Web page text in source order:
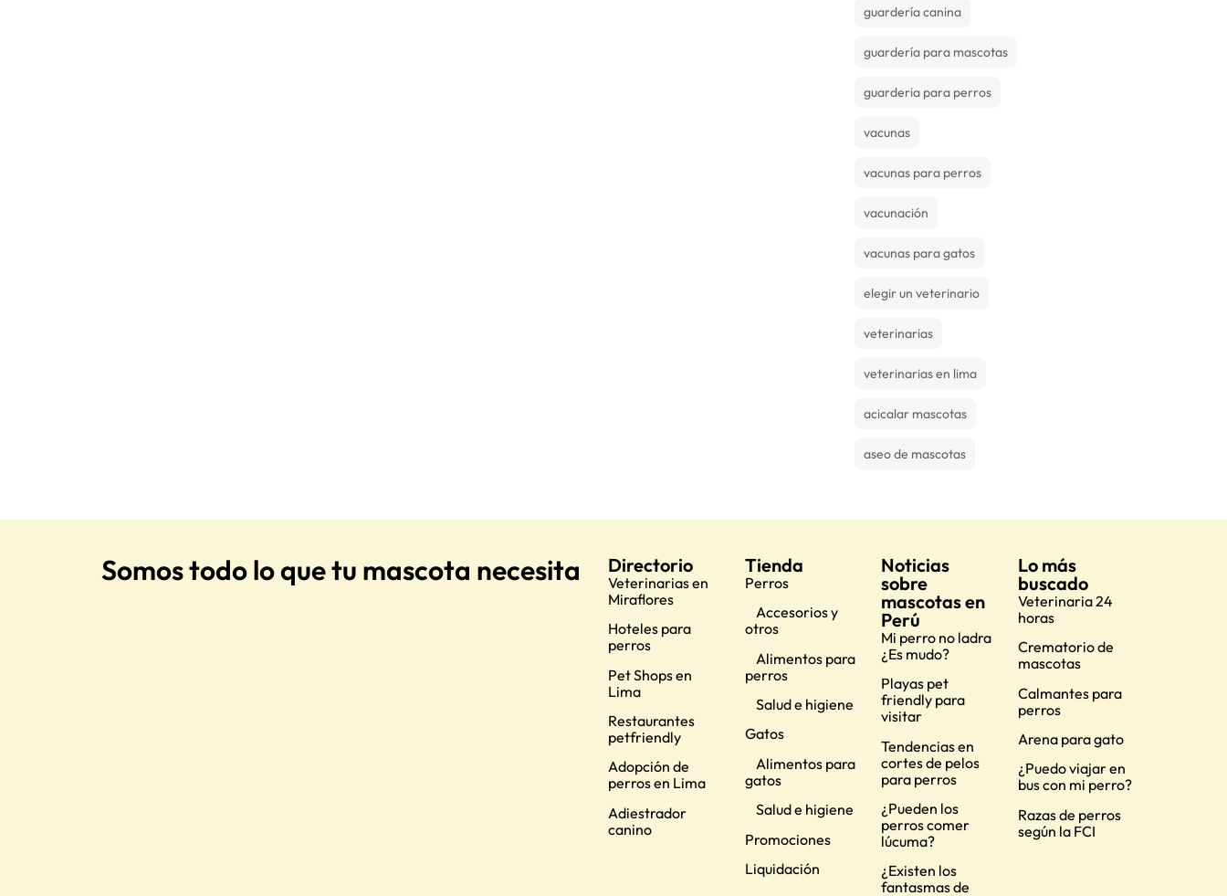
guardería canina
guardería para mascotas
guarderia para perros
vacunas
vacunas para perros
vacunación
vacunas para gatos
elegir un veterinario
veterinarias
veterinarias en lima
acicalar mascotas
aseo de mascotas
Somos todo lo que tu mascota necesita Directorio
Veterinarias en
Miraflores
Hoteles para
perros
Pet Shops en
Lima
Restaurantes
petfriendly
Adopción de
perros en Lima
Adiestrador
canino
Tienda
Perros
Accesorios y
otros
Alimentos para
perros
Salud e higiene
Gatos
Alimentos para
gatos
Salud e higiene
Promociones
Liquidación
Noticias
sobre
mascotas en
Perú
Mi perro no ladra
¿Es mudo?
Playas pet
friendly para
visitar
Tendencias en
cortes de pelos
para perros
¿Pueden los
perros comer
lúcuma?
¿Existen los
fantasmas de
Lo más
buscado
Veterinaria 24
horas
Crematorio de
mascotas
Calmantes para
perros
Arena para gato
¿Puedo viajar en
bus con mi perro?
Razas de perros
según la FCI